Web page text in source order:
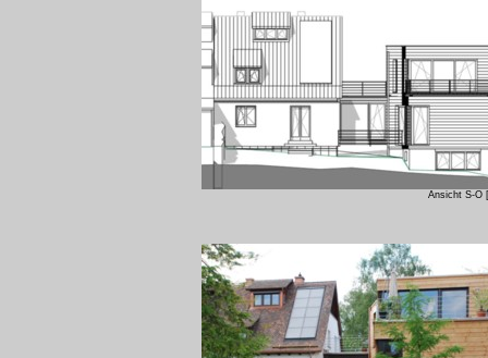
Ansicht S-O [